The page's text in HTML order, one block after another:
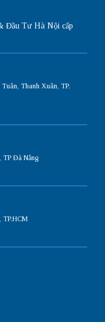
Đầu Tư Hà Nội cấp
Thanh Xuân, TP.
TP Đà Nẵng
TP.HCM